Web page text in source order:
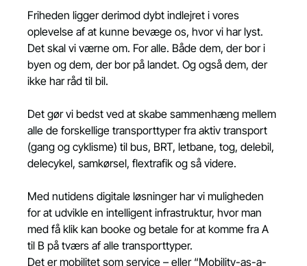
Friheden ligger derimod dybt indlejret i vores
oplevelse af at kunne bevæge os, hvor vi har lyst.
Det skal vi værne om. For alle. Både dem, der bor i
byen og dem, der bor på landet. Og også dem, der
ikke har råd til bil.
Det gør vi bedst ved at skabe sammenhæng mellem
alle de forskellige transporttyper fra aktiv transport
(gang og cyklisme) til bus, BRT, letbane, tog, delebil,
delecykel, samkørsel, flextrafik og så videre.
Med nutidens digitale løsninger har vi muligheden
for at udvikle en intelligent infrastruktur, hvor man
med få klik kan booke og betale for at komme fra A
til B på tværs af alle transporttyper.
Det er mobilitet som service – eller “Mobility-as-a-